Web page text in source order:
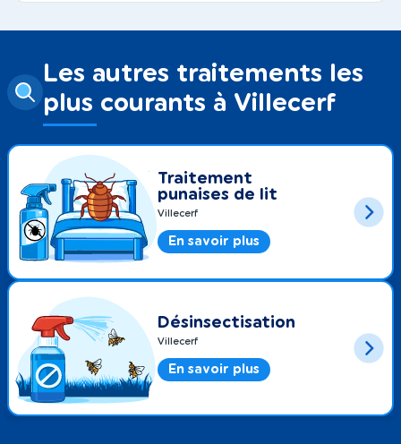
Les autres traitements les
plus courants à Villecerf
Traitement
punaises de lit
Villecerf
En savoir plus
Désinsectisation
Villecerf
En savoir plus